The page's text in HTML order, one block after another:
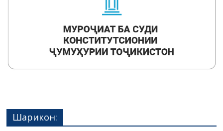
Шарикон: